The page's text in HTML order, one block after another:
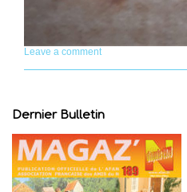
Leave a comment
Dernier Bulletin